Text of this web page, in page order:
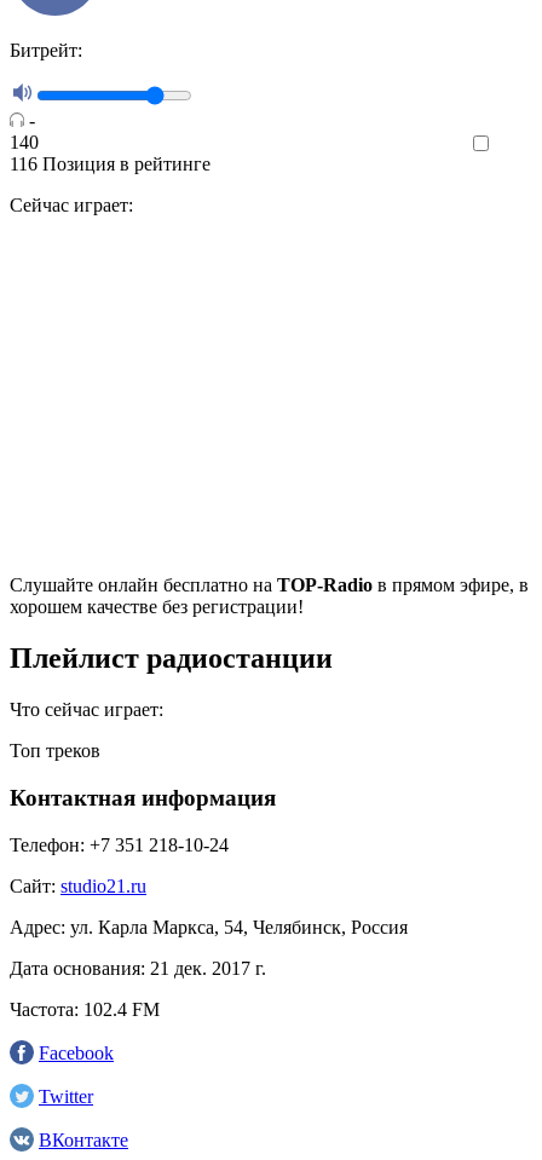
Битрейт:
-
140
116 Позиция в рейтинге
Сейчас играет:
Cлушайте онлайн бесплатно на TOP-Radio в прямом эфире, в
хорошем качестве без регистрации!
Плейлист радиостанции
Что сейчас играет:
Топ треков
Контактная информация
Телефон: +7 351 218-10-24
Сайт: studio21.ru
Адрес: ул. Карла Маркса, 54, Челябинск, Россия
Дата основания: 21 дек. 2017 г.
Частота: 102.4 FM
Facebook
Twitter
ВКонтакте